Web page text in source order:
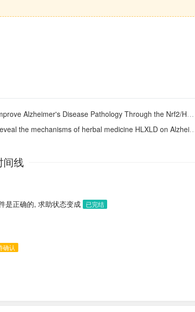
Disease Pathology Through the Nrf2/HO-1/NLRP3 Pathway
mechanisms of herbal medicine HLXLD on Alzheimer's disease
间线
是正确的, 求助状态变成 已完结
确认